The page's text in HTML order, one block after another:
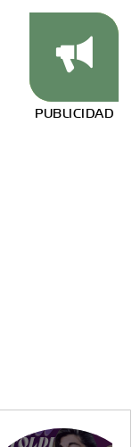
PUBLICIDAD